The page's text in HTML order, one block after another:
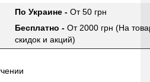
По Украине - От 50 грн
Бесплатно - От 2000 грн (На
скидок и акций)